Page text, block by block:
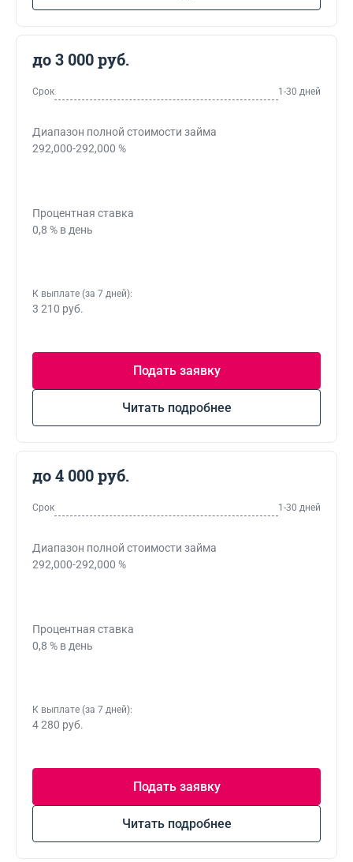
до 3 000 руб.
Срок 1-30 дней
Диапазон полной стоимости займа
292,000-292,000 %
Процентная ставка
0,8 % в день
К выплате (за 7 дней):
3 210 руб.
Подать заявку
Читать подробнее
до 4 000 руб.
Срок 1-30 дней
Диапазон полной стоимости займа
292,000-292,000 %
Процентная ставка
0,8 % в день
К выплате (за 7 дней):
4 280 руб.
Подать заявку
Читать подробнее